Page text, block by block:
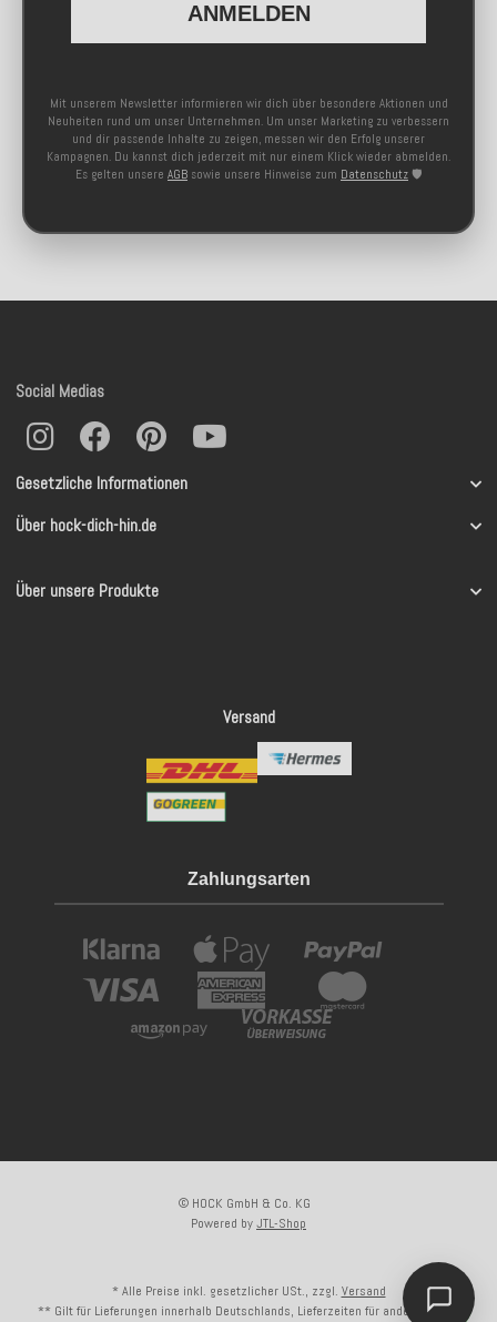
ANMELDEN
Mit unserem Newsletter informieren wir dich über besondere Aktionen und
Neuheiten rund um unser Unternehmen. Um unser Marketing zu verbessern
und dir passende Inhalte zu zeigen, messen wir den Erfolg unserer
Kampagnen. Du kannst dich jederzeit mit nur einem Klick wieder abmelden.
Es gelten unsere AGB sowie unsere Hinweise zum Datenschutz 🛡️
Gesetzliche Informationen
Über hock-dich-hin.de
Über unsere Produkte
Social Medias
Versand
Zahlungsarten
© HOCK GmbH & Co. KG
Powered byJTL-Shop
* Alle Preise inkl. gesetzlicher USt., zzgl. Versand
** Gilt für Lieferungen innerhalb Deutschlands, Lieferzeiten für andere Länder